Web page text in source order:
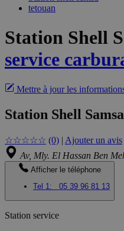
tetouan
Station Shell
service
Mettre à jour les
Station Shell Samsa
☆☆☆☆☆ (0) | Ajouter un avis
Av, Mly. El Hassan Ben
Afficher le téléphone
Tel 1:
05 39 96 81 13
Station service